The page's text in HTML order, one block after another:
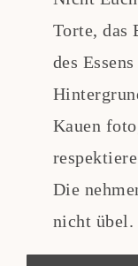
Torte, das
des
Kauen
Die
nicht